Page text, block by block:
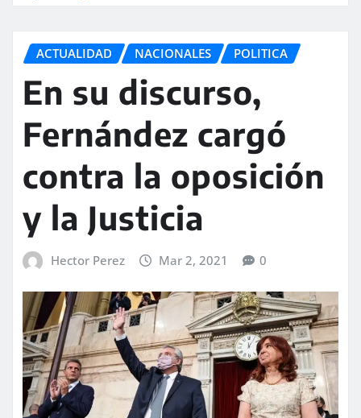
ACTUALIDAD NACIONALES POLITICA
En su discurso,
Fernández cargó
contra la oposición
y la Justicia
Hector Perez Mar 2, 2021 0